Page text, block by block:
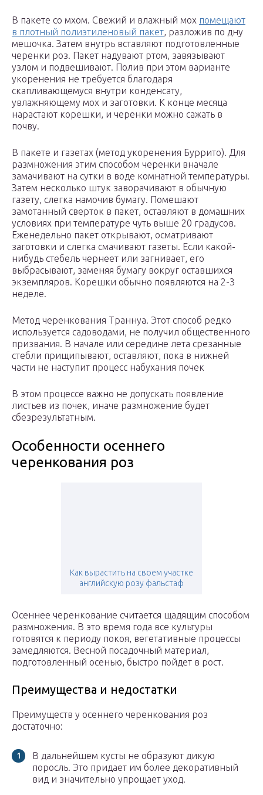
В пакете со мхом. Свежий и влажный мох помещают
в плотный полиэтиленовый пакет, разложив по дну
мешочка. Затем внутрь вставляют подготовленные
черенки роз. Пакет надувают ртом, завязывают
узлом и подвешивают. Полив при этом варианте
укоренения не требуется благодаря
скапливающемуся внутри конденсату,
увлажняющему мох и заготовки. К конце месяца
нарастают корешки, и черенки можно сажать в
почву.
В пакете и газетах (метод укоренения Буррито). Для
размножения этим способом черенки вначале
замачивают на сутки в воде комнатной температуры.
Затем несколько штук заворачивают в обычную
газету, слегка намочив бумагу. Помешают
замотанный сверток в пакет, оставляют в домашних
условиях при температуре чуть выше 20 градусов.
Еженедельно пакет открывают, осматривают
заготовки и слегка смачивают газеты. Если какой-
нибудь стебель чернеет или загнивает, его
выбрасывают, заменяя бумагу вокруг оставшихся
экземпляров. Корешки обычно появляются на 2-3
неделе.
Метод черенкования Траннуа. Этот способ редко
используется садоводами, не получил общественного
призвания. В начале или середине лета срезанные
стебли прищипывают, оставляют, пока в нижней
части не наступит процесс набухания почек
В этом процессе важно не допускать появление
листьев из почек, иначе размножение будет
сбезрезультатным.
Особенности осеннего
черенкования роз
Как вырастить на своем участке
английскую розу фальстаф
Осеннее черенкование считается щадящим способом
размножения. В это время года все культуры
готовятся к периоду покоя, вегетативные процессы
замедляются. Весной посадочный материал,
подготовленный осенью, быстро пойдет в рост.
Преимущества и недостатки
Преимуществ у осеннего черенкования роз
достаточно:
В дальнейшем кусты не образуют дикую
поросль. Это придает им более декоративный
вид и значительно упрощает уход.